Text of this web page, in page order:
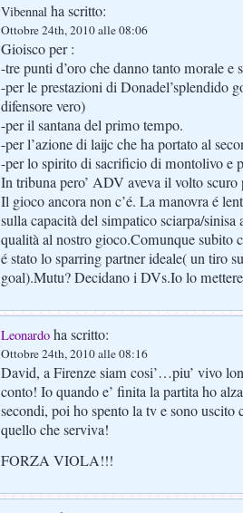
Vibennal ha scritto:
Ottobre 24th, 2010 alle 08:06
Gioisco per :
-tre punti d’oro che danno tanto morale e
-per le prestazioni di Donadel’splendido
difensore vero)
-per il santana del primo tempo.
-per l’azione di laijc che ha portato al
-per lo spirito di sacrificio di montolivo e
In tribuna pero’ ADV aveva il volto scuro
Il gioco ancora non c’é. La manovra é
sulla capacità del simpatico sciarpa/sinisa
qualità al nostro gioco.Comunque subito
é stato lo sparring partner ideale( un tiro
goal).Mutu? Decidano i DVs.Io lo
Leonardo ha scritto:
Ottobre 24th, 2010 alle 08:16
David, a Firenze siam cosi’…piu’ vivo
conto! Io quando e’ finita la partita ho
secondi, poi ho spento la tv e sono uscito
quello che serviva!
FORZA VIOLA!!!